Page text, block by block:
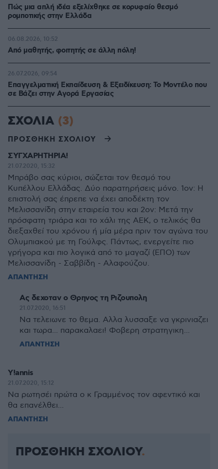
Πώς μια απλή ιδέα εξελίχθηκε σε κορυφαίο θεσμό
ρομποτικής στην Ελλάδα
Από μαθητής, φοιτητής σε άλλη πόλη!
06.08.2026, 10:52
Επαγγελματική Εκπαίδευση & Εξειδίκευση: Το Mοντέλο που
σε Bάζει στην Aγορά Eργασίας
26.07.2026, 09:54
ΣΧΟΛΙΑ (3)
ΠΡΟΣΘΗΚΗ ΣΧΟΛΙΟΥ
ΣΥΓΧΑΡΗΤΗΡΙΑ!
21.07.2020, 15:32
Μπράβο σας κύριοι, σώζεται τον θεσμό του
Κυπέλλου Ελλάδας. Δύο παρατηρήσεις μόνο. 1ον: Η
επιστολή σας έπρεπε να έχει αποδέκτη τον
Μελισσανίδη στην εταιρεία του και 2ον: Μετά την
πρόσφατη τριάρα και το χάλι της ΑΕΚ, ο τελικός θα
διεξαχθεί του χρόνου ή μία μέρα πριν τον αγώνα του
Ολυμπιακού με τη Γούλφς. Πάντως, ενεργείτε πιο
γρήγορα και πιο λογικά από το μαγαζί (ΕΠΟ) των
Μελισσανίδη - Σαββίδη - Αλαφούζου.
ΑΠΑΝΤΗΣΗ
Ας δεχοταν ο Θρηνος τη Ριζουπολη
21.07.2020, 16:51
Να τελειωνε το θεμα. Αλλα λυσσαξε να γκρινιαζει
και τωρα... παρακαλαει! Φοβερη στρατηγικη...
ΑΠΑΝΤΗΣΗ
Y!annis
21.07.2020, 15:12
Να ρωτησέι πρώτα ο κ Γραμμένος τον αφεντικό και
θα επανέλθει...
ΑΠΑΝΤΗΣΗ
ΠΡΟΣΘΗΚΗ ΣΧΟΛΙΟΥ